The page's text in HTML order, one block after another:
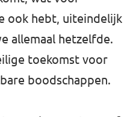
ook hebt, uiteindelijk
allemaal hetzelfde.
toekomst voor
boodschappen.